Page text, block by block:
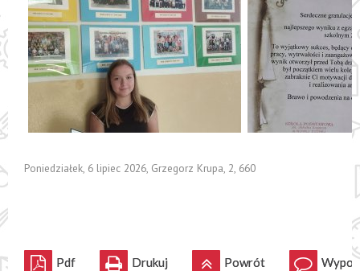
Poniedziałek, 6 lipiec 2026, Grzegorz Krupa, 2, 660
Pdf Drukuj Powrót